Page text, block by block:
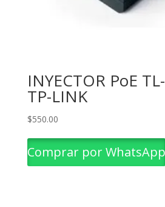
INYECTOR PoE
TP-LINK
$550.00
Comprar por WhatsApp